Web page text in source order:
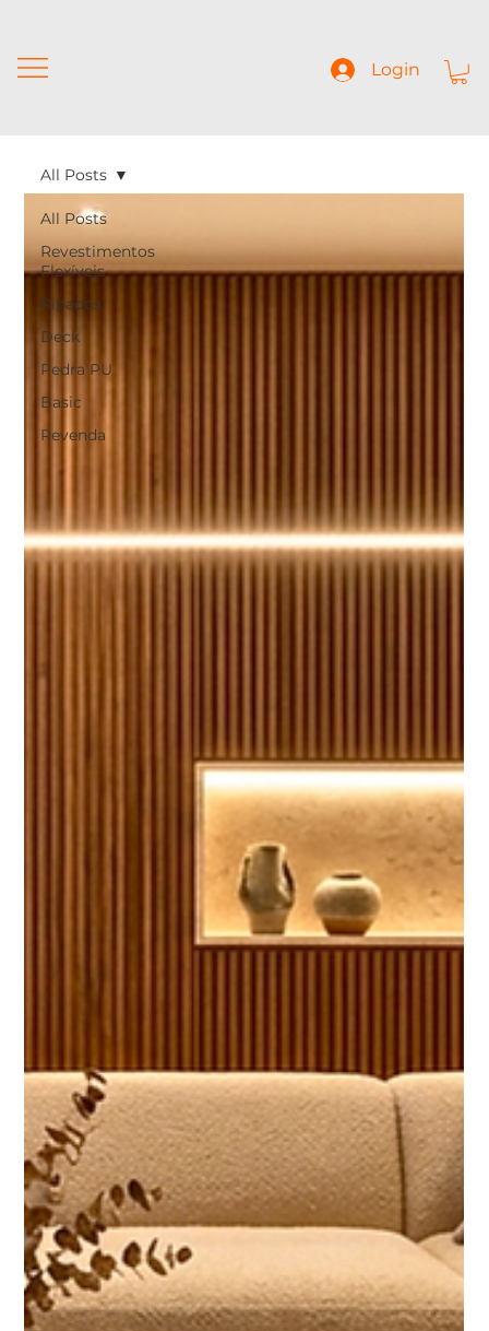
Login
All Posts
Revestimentos
Flexíveis
Ripados
Deck
Pedra PU
Basic
Revenda
All Posts